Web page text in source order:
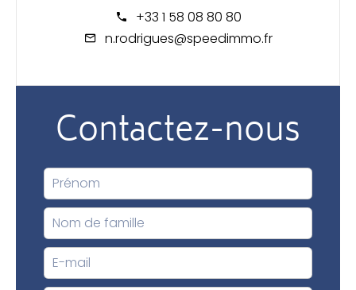
+33 1 58 08 80 80
n.rodrigues@speedimmo.fr
Contactez-nous